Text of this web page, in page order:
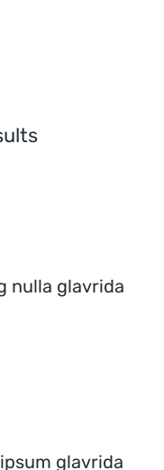
nulla glavrida
glavrida